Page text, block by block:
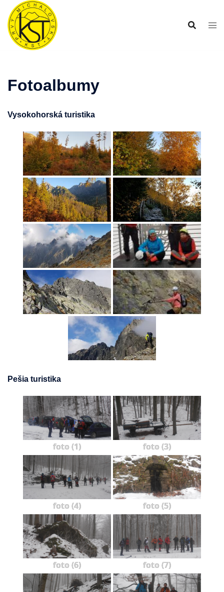
Preskočiť
obsah
Fotoalbumy
Vysokohorská turistika
Pešia turistika
foto (1) foto (3)
foto (4) foto (5)
foto (6) foto (7)